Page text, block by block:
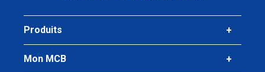
Produits
Mon MCB